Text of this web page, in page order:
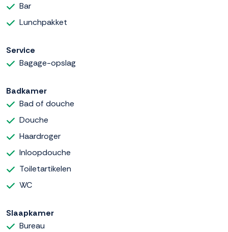
Bar
Lunchpakket
Service
Bagage-opslag
Badkamer
Bad of douche
Douche
Haardroger
Inloopdouche
Toiletartikelen
WC
Slaapkamer
Bureau